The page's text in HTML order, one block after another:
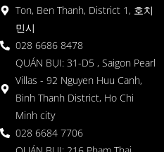
Ton, Ben Thanh, District 1, 호치
민시
028 6686 8478
QUÁN BỤI: 31-D5 , Saigon Pearl
Villas - 92 Nguyen Huu Canh,
Binh Thanh District, Ho Chi
Minh city
028 6684 7706